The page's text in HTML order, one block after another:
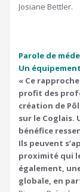
Josiane Bettler.
Parole de
Un
« Ce
profit des
création de
sur le Coglais.
bénéfice
Ils peuvent
proximité qui
également,
globale, en